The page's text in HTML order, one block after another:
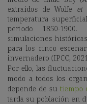
extraidos de Wolfe et
temperatura
periodo 1850-
simulaciones
para los cinco
invernadero (IPCC,
Por ello, las
modo a todos los
depende de su tiempo
tarda su población en